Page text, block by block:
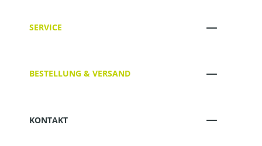
SERVICE
BESTELLUNG & VERSAND
KONTAKT